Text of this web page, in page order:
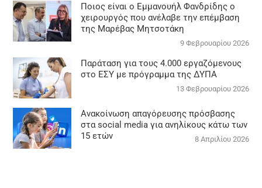
Ποιος είναι ο Εμμανουήλ Φανδρίδης ο
χειρουργός που ανέλαβε την επέμβαση
της Μαρέβας Μητσοτάκη
9 Φεβρουαρίου 2026
Παράταση για τους 4.000 εργαζόμενους
στο ΕΣΥ με πρόγραμμα της ΔΥΠΑ
13 Φεβρουαρίου 2026
Ανακοίνωση απαγόρευσης πρόσβασης
στα social media για ανηλίκους κάτω των
15 ετών
8 Απριλίου 2026